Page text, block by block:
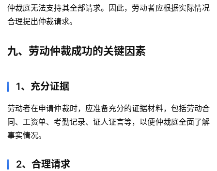
仲裁庭无法支持其全部请求。因此，劳动者应根据实际情况
合理提出仲裁请求。
九、劳动仲裁成功的关键因素
1、充分证据
劳动者在申请仲裁时，应准备充分的证据材料，包括劳动合
同、工资单、考勤记录、证人证言等，以便仲裁庭全面了解
事实情况。
2、合理请求